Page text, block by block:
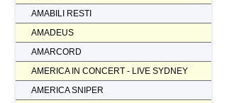
AMABILI RESTI
AMADEUS
AMARCORD
AMERICA IN CONCERT - LIVE SYDNEY
AMERICA SNIPER